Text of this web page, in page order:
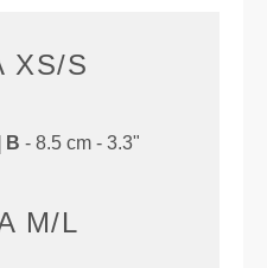
XS/S
B - 8.5 cm - 3.3"
M/L